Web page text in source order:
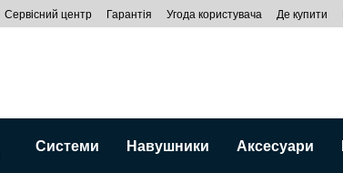
Сервісний центр Гарантія Угода користувача Де купити
Системи Навушники Аксесуари